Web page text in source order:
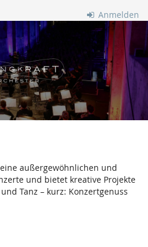
Anmelden
außergewöhnlichen und
und bietet kreative Projekte
Tanz – kurz: Konzertgenuss